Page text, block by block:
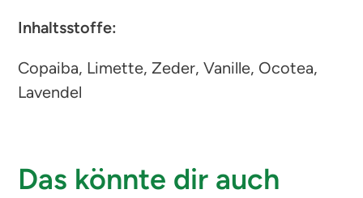
Inhaltsstoffe:
Copaiba, Limette, Zeder, Vanille, Ocotea,
Lavendel
Das könnte dir auch